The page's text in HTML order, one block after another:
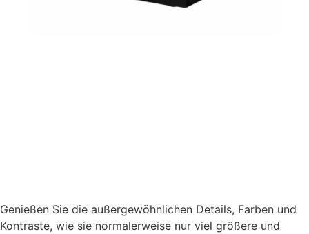
Genießen Sie die außergewöhnlichen Details, Farben und
Kontraste, wie sie normalerweise nur viel größere und